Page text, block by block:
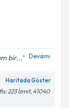
bir... Devamı
Haritada Göster
223 İzmit, 41040